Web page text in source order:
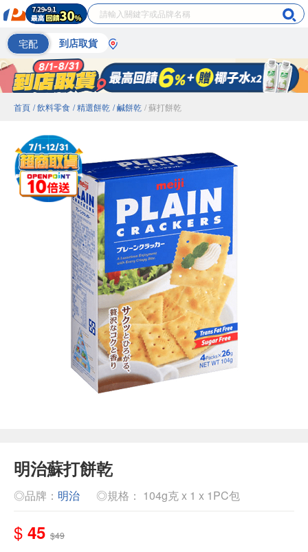
宅配 到店取貨
首頁 / 飲料零食 / 精選餅乾 / 鹹餅乾 / 蘇打餅乾
明治蘇打餅乾
◎品牌： 明治 ◎規格： 104g克 x 1 x 1PC包
$ 45 $49